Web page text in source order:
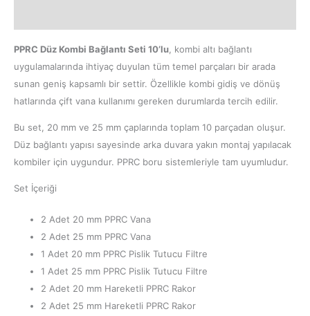
PPRC Düz Kombi Bağlantı Seti 10’lu , kombi altı bağlantı
uygulamalarında ihtiyaç duyulan tüm temel parçaları bir arada
sunan geniş kapsamlı bir settir. Özellikle kombi gidiş ve dönüş
hatlarında çift vana kullanımı gereken durumlarda tercih edilir.
Bu set, 20 mm ve 25 mm çaplarında toplam 10 parçadan oluşur.
Düz bağlantı yapısı sayesinde arka duvara yakın montaj yapılacak
kombiler için uygundur. PPRC boru sistemleriyle tam uyumludur.
Set İçeriği
2 Adet 20 mm PPRC Vana
2 Adet 25 mm PPRC Vana
1 Adet 20 mm PPRC Pislik Tutucu Filtre
1 Adet 25 mm PPRC Pislik Tutucu Filtre
2 Adet 20 mm Hareketli PPRC Rakor
2 Adet 25 mm Hareketli PPRC Rakor